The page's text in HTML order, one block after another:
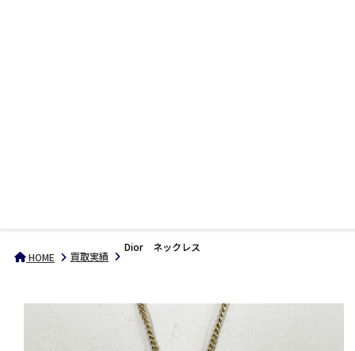
HOME 買取実績
Dior ネックレス